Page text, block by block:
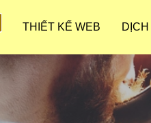
THIẾT KẾ WEB